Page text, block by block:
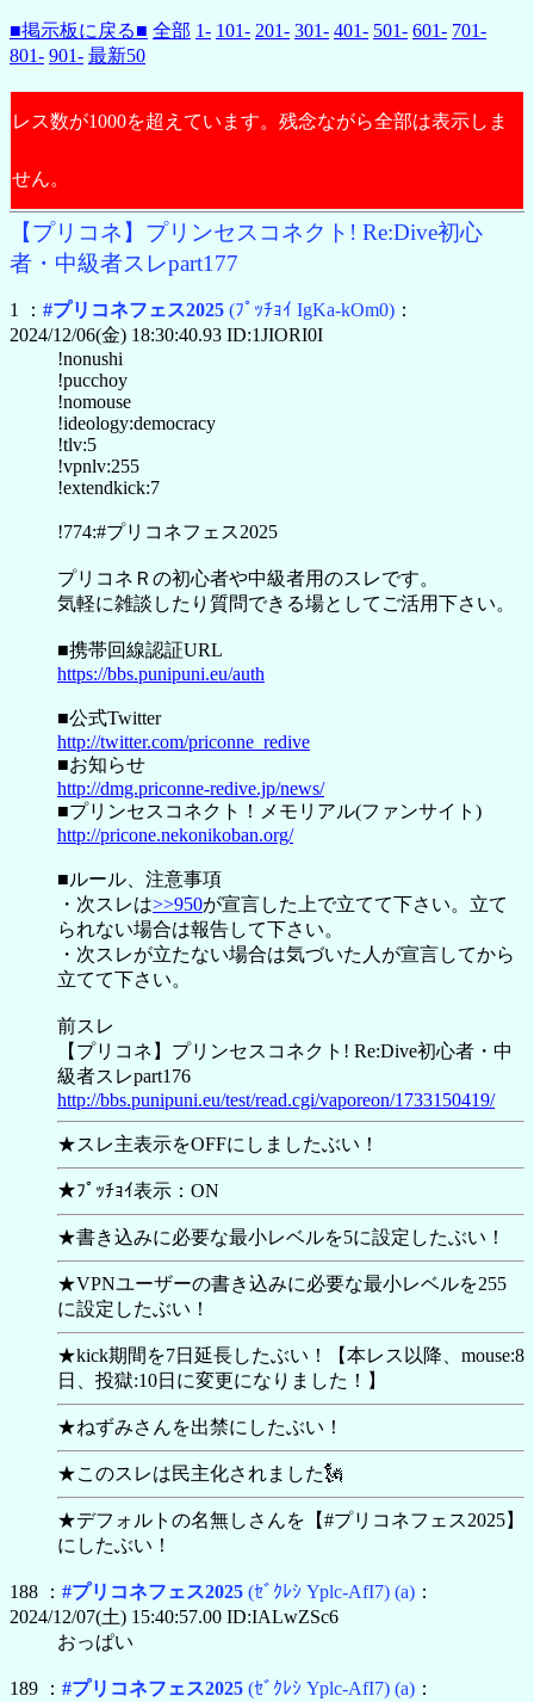
■掲示板に戻る■ 全部 1- 101- 201- 301- 401- 501- 601- 701-
801- 901- 最新50
レス数が1000を超えています。残念ながら全部は表示しま
せん。
【プリコネ】プリンセスコネクト! Re:Dive初心
者・中級者スレpart177
1 ： #プリコネフェス2025 (ﾌﾟｯﾁｮｲ IgKa-kOm0) ：
2024/12/06(金) 18:30:40.93 ID:1JIORI0I
!nonushi
!pucchoy
!nomouse
!ideology:democracy
!tlv:5
!vpnlv:255
!extendkick:7
!774:#プリコネフェス2025
プリコネＲの初心者や中級者用のスレです。
気軽に雑談したり質問できる場としてご活用下さい。
■携帯回線認証URL
https://bbs.punipuni.eu/auth
■公式Twitter
http://twitter.com/priconne_redive
■お知らせ
http://dmg.priconne-redive.jp/news/
■プリンセスコネクト！メモリアル(ファンサイト)
http://pricone.nekonikoban.org/
■ルール、注意事項
・次スレは>>950が宣言した上で立てて下さい。立て
られない場合は報告して下さい。
・次スレが立たない場合は気づいた人が宣言してから
立てて下さい。
前スレ
【プリコネ】プリンセスコネクト! Re:Dive初心者・中
級者スレpart176
http://bbs.punipuni.eu/test/read.cgi/vaporeon/1733150419/
★スレ主表示をOFFにしましたぶい！
★ﾌﾟｯﾁｮｲ表示：ON
★書き込みに必要な最小レベルを5に設定したぶい！
★VPNユーザーの書き込みに必要な最小レベルを255
に設定したぶい！
★kick期間を7日延長したぶい！【本レス以降、mouse:8
日、投獄:10日に変更になりました！】
★ねずみさんを出禁にしたぶい！
★このスレは民主化されました🗽
★デフォルトの名無しさんを【#プリコネフェス2025】
にしたぶい！
188 ： #プリコネフェス2025 (ｾﾞｸﾚｼ Yplc-AfI7) (a) ：
2024/12/07(土) 15:40:57.00 ID:IALwZSc6
おっぱい
189 ： #プリコネフェス2025 (ｾﾞｸﾚｼ Yplc-AfI7) (a) ：